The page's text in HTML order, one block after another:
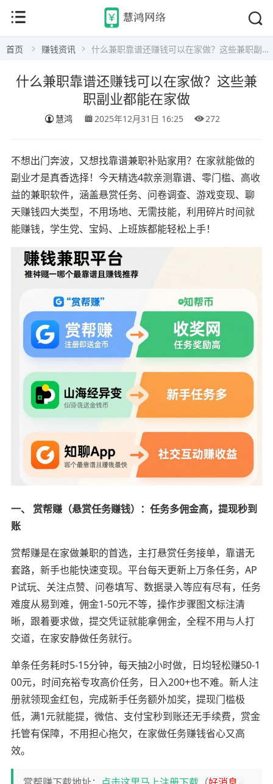
首页 赚钱资讯 什么兼职靠谱还赚钱可以在家做？这些兼职副业都能在家做
什么兼职靠谱还赚钱可以在家做？这些兼
职副业都能在家做
慧鸿 2025年12月31日 16:25 272
不想出门奔波，又想找靠谱兼职补贴家用？在家就能做的
副业才是真香选择！今天精选4款亲测靠谱、零门槛、高收
益的兼职软件，涵盖悬赏任务、问卷调查、游戏变现、聊
天赚钱四大类型，不用场地、无需技能，利用碎片时间就
能赚钱，学生党、宝妈、上班族都能轻松上手！
一、 赏帮赚（悬赏任务赚钱）：任务多佣金高，提现秒到
账
赏帮赚是在家做兼职的首选，主打悬赏任务接单，靠谱无
套路，新手也能快速变现。平台每天更新上万条任务，AP
P试玩、关注点赞、问卷填写、数据录入等应有尽有，任务
难度从易到难，佣金1-50元不等，操作步骤图文标注清
晰，跟着要求做，提交凭证就能拿佣金，全程不用与人打
交道，在家安静做任务就行。
单条任务耗时5-15分钟，每天抽2小时做，日均轻松赚50-1
00元，时间充裕专攻高价任务，日入200+也不难。新人注
册就领现金红包，完成新手任务额外加奖，提现门槛极
低，满1元就能提，微信、支付宝秒到账还无手续费，赏金
托管有保障，不用担心拖欠，在家做任务赚钱省心又高
效。